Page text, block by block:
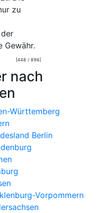
zu
Gewähr.
[448 / 896]
nach
Württemberg
Berlin
Vorpommern